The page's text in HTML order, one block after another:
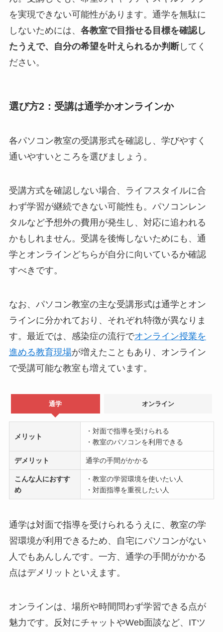
を実現できない可能性があります。通学を無駄に
しないためには、 各教室で目指せる目標を確認し
たうえで、自分の希望を叶えられるか判断してく
ださい。
選び方2：受講は通学かオンラインか
各パソコン教室の受講形式を確認し、学びやすく
通いやすいところを選びましょう。
受講方式を確認しない場合、ライフスタイルに合
わず学習が継続できない可能性も。パソコンレン
タルなど予想外の費用が発生し、対応に追われる
かもしれません。受講を後悔しないためにも、通
学とオンラインどちらが自分に向いているか確認
すべきです。
なお、パソコン教室の主な受講形式は通学とオン
ラインに分かれており、それぞれ特徴が異なりま
す。最近では、感染症の流行でオンライン授業を
進める教育現場が増えたこともあり、オンライン
で受講可能な教室も増えています。
通学 オンライン
メリット
・対面で指導を受けられる
・教室のパソコンを利用できる
デメリット 通学の手間がかかる
こんな人におすす
め
・教室の学習環境を使いたい人
・対面指導を重視したい人
通学は対面で指導を受けられるうえに、教室の学
習環境が利用できるため、自宅にパソコンがない
人でもあんしんです。一方、通学の手間がかかる
点はデメリットといえます。
オンラインは、場所や時間問わず学習できる点が
魅力です。反対にチャットやWeb面談など、ITツ